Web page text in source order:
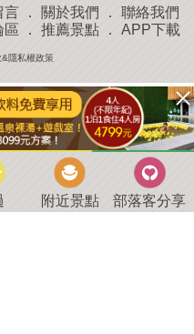
言 ． 關於我們 ． 聯絡我們
區 ． 推薦景點． APP下載
隱私權政策
附近景點 部落客分享